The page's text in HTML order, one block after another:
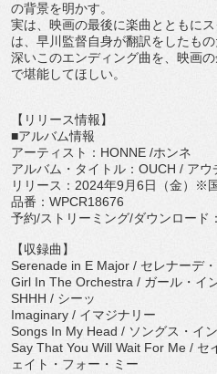
の背景を明かす。
実は、 映画の最後に楽曲とともに
は、 早川監督自身が翻訳をしたもの
深いこのエンディング曲を、 映画
で堪能してほしい。
【リリース情報】
■アルバム情報
アーティスト：HONNE /ホンネ
アルバム・タイトル：OUCH / アウ
リリース：2024年9月6日（金）※
品番：WPCR18676
予約/ストリーミング/ダウンロード：
【収録曲】
Serenade in E Major / セレナーデ
Girl In The Orchestra / ガール・イ
SHHH / シーッ
Imaginary / イマジナリー
Songs In My Head / ソングス・イ
Say That You Will Wait For Me / セ
ェイト・フォー・ミー